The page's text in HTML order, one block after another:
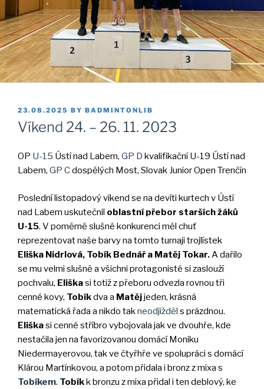
POSTED
ON
23.08.2025 BY BADMINTONLIB
Víkend 24. – 26. 11. 2023
OP U-15 Ústí nad Labem, GP D kvalifikační U-19 Ústí nad
Labem, GP Cdospělých Most, Slovak Junior Open Trenčín
Poslední listopadový víkend se na devíti kurtech v Ústí
nad Labem uskutečnil oblastní přebor starších žáků
U-15. V poměrně slušné konkurenci měl chuť
reprezentovat naše barvy na tomto turnaji trojlístek
Eliška Nidrlová, Tobík Bednář a Matěj Tokar.A dařilo
se mu velmi slušně a všichni protagonisté si zaslouží
pochvalu, Eliškasi totiž z přeboru odvezla rovnou tři
cenné kovy, Tobíkdva a Matějjeden, krásná
matematická řada a nikdo takneodjížděl s prázdnou.
Eliškasi cenné stříbro vybojovala jak ve dvouhře, kde
nestačila jen na favorizovanou domácí Moniku
Niedermayerovou, tak ve čtyřhře ve spolupráci s domácí
Klárou Martínkovou, a potom přidala i bronz z mixa s
Tobíkem. Tobíkk bronzu z mixa přidal i ten deblový, ke